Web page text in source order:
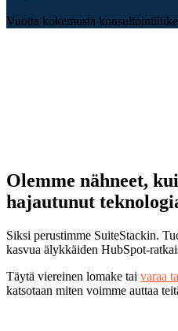
Vuotta kokemusta
Olemme nähneet,
hajautunut
Siksi perustimme SuiteStackin.
kasvua älykkäiden HubSpot-
Täytä viereinen lomake tai varaa
katsotaan miten voimme auttaa